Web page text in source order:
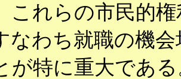
これらの市民的
なわち就職の機
が特に重大であ